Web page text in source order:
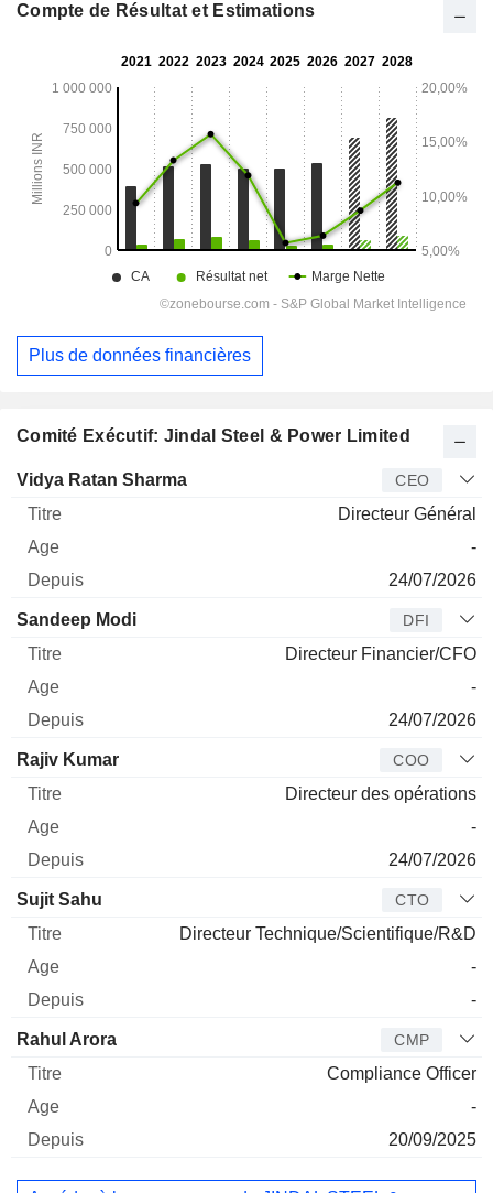
Comité Exécutif: Jindal Steel & Power Limited
Dirigeant Titre Age
Vidya Ratan Sharma CEO
Directeur Général
-
24/07/2026
Sandeep Modi DFI
Directeur Financier/CFO
-
24/07/2026
Rajiv Kumar COO
Directeur des opérations
-
24/07/2026
Sujit Sahu CTO
Directeur Technique/Scientifique/R&D
-
-
Rahul Arora CMP
Compliance Officer
-
20/09/2025
Compte de Résultat et Estimations
Plus de données financières